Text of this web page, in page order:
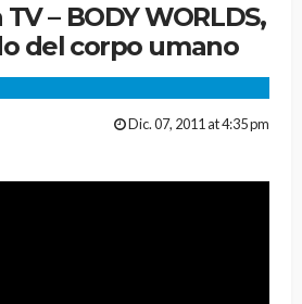
– BODY WORLDS,
del corpo umano
Dic. 07, 2011 at 4:35 pm